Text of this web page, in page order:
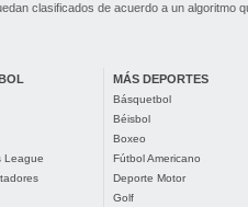
clasificados de acuerdo a un algoritmo
League
MÁS DEPORTES
Básquetbol
Béisbol
Boxeo
Fútbol Americano
Deporte Motor
Golf